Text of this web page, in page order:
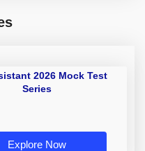
2026 Mock Test
Series
Explore Now